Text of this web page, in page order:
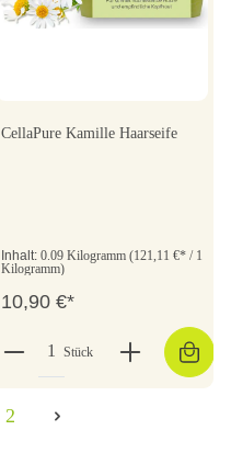
CellaPure Kamille Haarseife
Inhalt: 0.09 Kilogramm (121,11 €* / 1
Kilogramm)
10,90 €*
Stück
2